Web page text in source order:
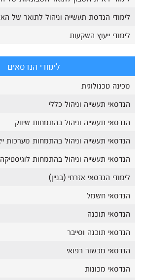
לימודי הנדסת תעשייה וניהול לתואר של
לימודי ייעוץ השקעות
לימודי הנדסאים
מכינה טכנולוגית
הנדסאי תעשייה וניהול כללי
הנדסאי תעשייה וניהול בהתמחות שיווק
הנדסאי תעשייה וניהול בהתמחות מערכות
הנדסאי תעשייה וניהול בהתמחות לוגיסטיקה
לימודי הנדסאי אזרחי (בניין)
הנדסאי חשמל
הנדסאי תוכנה
הנדסאי תוכנה וסייבר
הנדסאי מכשור רפואי
הנדסאי מכונות